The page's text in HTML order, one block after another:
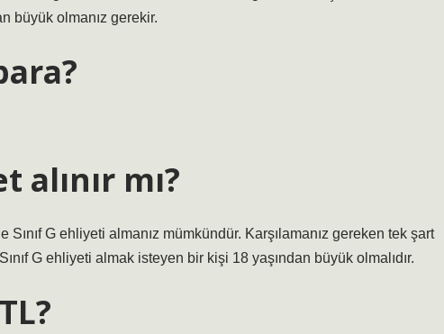
büyük olmanız gerekir.
alınır mı?
G ehliyeti almanız mümkündür. Karşılamanız gereken tek şart
G ehliyeti almak isteyen bir kişi 18 yaşından büyük olmalıdır.